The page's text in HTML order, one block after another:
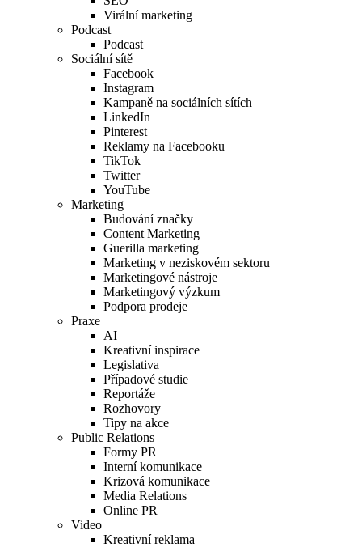
Virální marketing
Podcast
Podcast
Sociální sítě
Facebook
Instagram
Kampaně na sociálních sítích
LinkedIn
Pinterest
Reklamy na Facebooku
TikTok
Twitter
YouTube
Marketing
Budování značky
Content Marketing
Guerilla marketing
Marketing v neziskovém sektoru
Marketingové nástroje
Marketingový výzkum
Podpora prodeje
Praxe
AI
Kreativní inspirace
Legislativa
Případové studie
Reportáže
Rozhovory
Tipy na akce
Public Relations
Formy PR
Interní komunikace
Krizová komunikace
Media Relations
Online PR
Video
Kreativní reklama